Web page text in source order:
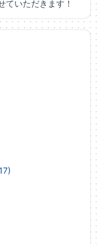
ていただきます！